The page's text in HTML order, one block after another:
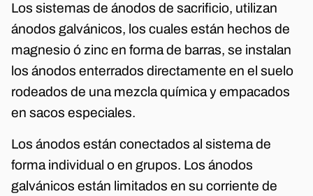
Los sistemas de ánodos de sacrificio, utilizan
ánodos galvánicos, los cuales están hechos de
magnesio ó zinc en forma de barras, se instalan
los ánodos enterrados directamente en el suelo
rodeados de una mezcla química y empacados
en sacos especiales.
Los ánodos están conectados al sistema de
forma individual o en grupos. Los ánodos
galvánicos están limitados en su corriente de